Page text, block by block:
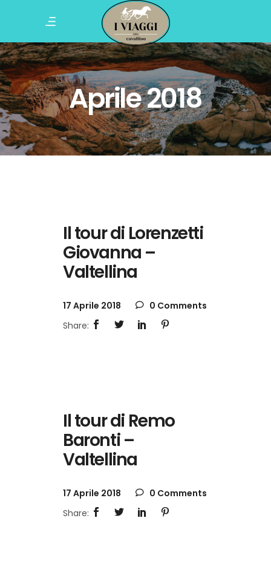
Aprile 2018
Il tour di Lorenzetti
Giovanna –
Valtellina
17 Aprile 2018 0 Comments
Il tour di Remo
Baronti –
Valtellina
17 Aprile 2018 0 Comments